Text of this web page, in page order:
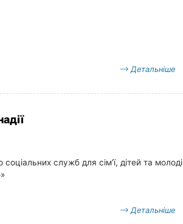
Детальніше
служб для сім’ї, дітей та молоді
Детальніше